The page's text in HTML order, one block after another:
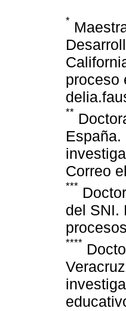
*
proceso
**
Correo
***
del SNI.
****